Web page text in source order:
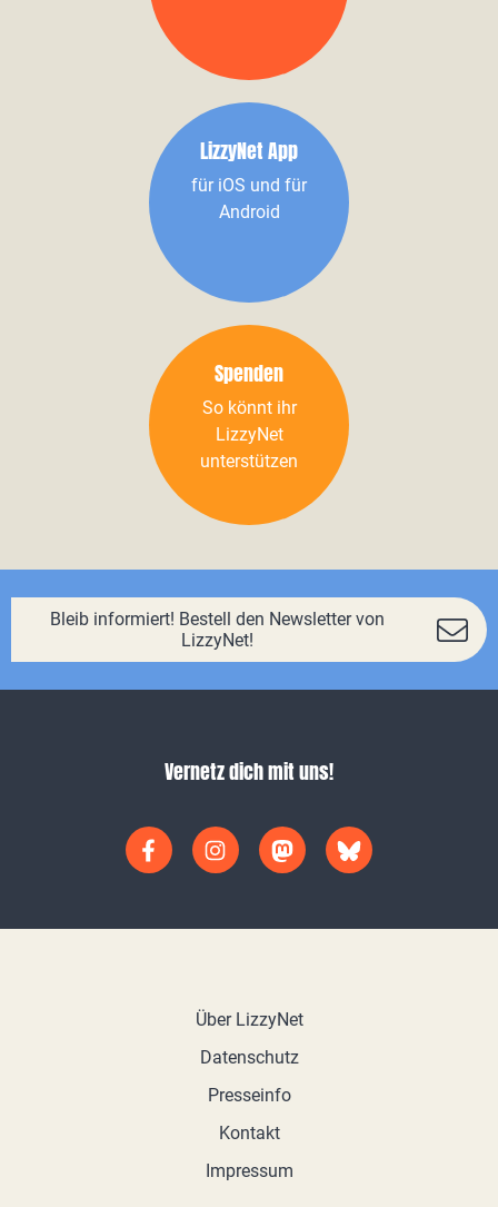
LizzyNet App
für iOS und für
Android
Spenden
So könnt ihr
LizzyNet
unterstützen
Bleib informiert! Bestell den Newsletter von
LizzyNet!
Vernetz dich mit uns!
Über LizzyNet
Datenschutz
Presseinfo
Kontakt
Impressum